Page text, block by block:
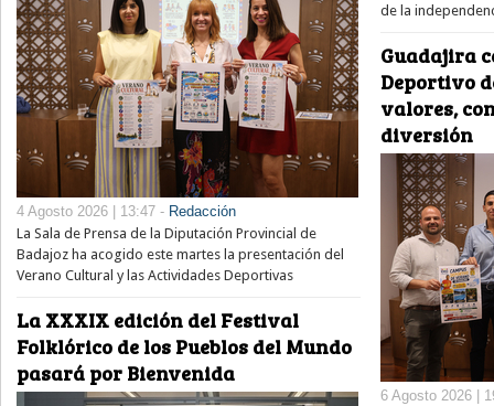
4 Agosto 2026 | 13:47 - Redacción
La Sala de Prensa de la Diputación Provincial de
Badajoz ha acogido este martes la presentación del
Verano Cultural y las Actividades Deportivas
La XXXIX edición del Festival
Folklórico de los Pueblos del Mundo
pasará por Bienvenida
de la
Guadajira
Deportivo
valores,
diversión
6 Agosto 2026 |